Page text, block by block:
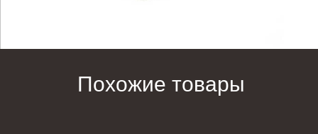
Похожие товары